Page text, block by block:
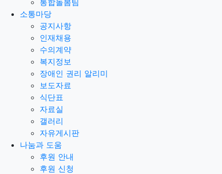
통합돌봄팀
소통마당
공지사항
인재채용
수의계약
복지정보
장애인 권리 알리미
보도자료
식단표
자료실
갤러리
자유게시판
나눔과 도움
후원 안내
후원 신청